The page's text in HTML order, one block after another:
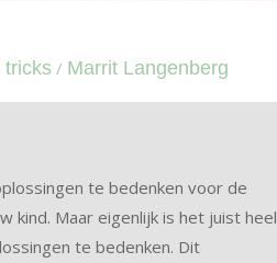
tricks / Marrit Langenberg
te bedenken voor de
kind. Maar eigenlijk is het juist heel
te bedenken. Dit